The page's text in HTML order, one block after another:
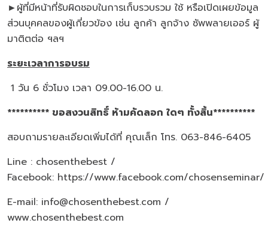
►ผู้ที่มีหน้าที่รับผิดชอบในการเก็บรวบรวม ใช้ หรือเปิดเผยข้อมูล
ส่วนบุคคลของผู้เกี่ยวข้อง เช่น ลูกค้า ลูกจ้าง ซัพพลายเออร์ ผู้
มาติตต่อ ฯลฯ
ระยะเวลาการอบรม
1 วัน 6 ชั่วโมง เวลา 09.00-16.00 น.
********** ขอสงวนสิทธิ์ ห้ามคัดลอก ใดๆ ทั้งสิ้น**********
สอบถามรายละเอียดเพิ่มได้ที่ คุณเล็ก โทร. 063-846-6405
Line : chosenthebest /
Facebook: https://www.facebook.com/chosenseminar/
E-mail: info@chosenthebest.com /
www.chosenthebest.com